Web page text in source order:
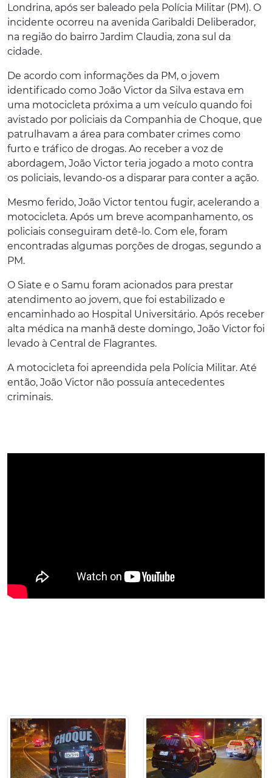
Londrina, após ser baleado pela Polícia Militar (PM). O
incidente ocorreu na avenida Garibaldi Deliberador,
na região do bairro Jardim Claudia, zona sul da
cidade.
De acordo com informações da PM, o jovem
identificado como João Victor da Silva estava em
uma motocicleta próxima a um veículo quando foi
avistado por policiais da Companhia de Choque, que
patrulhavam a área para combater crimes como
furto e tráfico de drogas. Ao receber a voz de
abordagem, João Victor teria jogado a moto contra
os policiais, levando-os a disparar para conter a ação.
Mesmo ferido, João Victor tentou fugir, acelerando a
motocicleta. Após um breve acompanhamento, os
policiais conseguiram detê-lo. Com ele, foram
encontradas algumas porções de drogas, segundo a
PM.
O Siate e o Samu foram acionados para prestar
atendimento ao jovem, que foi estabilizado e
encaminhado ao Hospital Universitário. Após receber
alta médica na manhã deste domingo, João Victor foi
levado à Central de Flagrantes.
A motocicleta foi apreendida pela Polícia Militar. Até
então, João Victor não possuía antecedentes
criminais.